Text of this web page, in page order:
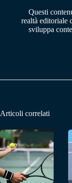
Questi
realtà editoriale
sviluppa
Articoli correlati